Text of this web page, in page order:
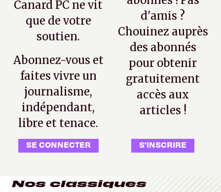
Canard PC ne vit
que de votre
soutien.
Abonnez-vous et
faites vivre un
journalisme,
indépendant,
libre et tenace.
SE CONNECTER
d'amis ?
Chouinez auprès
des abonnés
pour obtenir
gratuitement
accès aux
articles !
S'INSCRIRE
Nos classiques